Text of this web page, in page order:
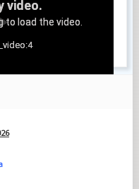
video.
to load the video.